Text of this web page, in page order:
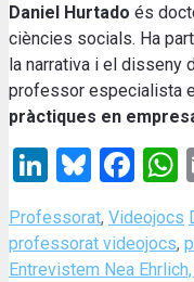
Daniel Hurtado és
ciències socials. Ha
la narrativa i el disseny
professor especialista
pràctiques en
LinkedIn
Categories
Professorat, Videojocs
professorat videojocs,
Entrevistem Nea